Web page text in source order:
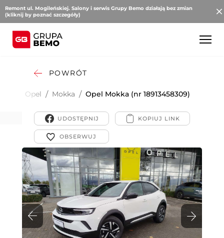
Remont ul. Mogileńskiej. Salony i serwis Grupy Bemo działają bez zmian
(kliknij by poznać szczegóły)
POWRÓT
Opel / Mokka / Opel Mokka (nr 18913458309)
UDOSTĘPNIJ